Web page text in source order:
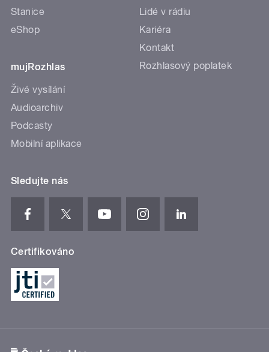
Stanice
eShop
mujRozhlas
Živé vysílání
Audioarchiv
Podcasty
Mobilní aplikace
Lidé v rádiu
Kariéra
Kontakt
Rozhlasový poplatek
Sledujte nás
Certifikováno